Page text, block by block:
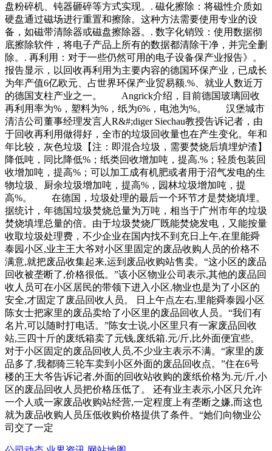
盘粉碎机、钝器砸碎等方式实现。. 磁化擦除：将磁性介质如
硬盘通过磁场进行重置和擦除。这种方法需要使用专业的设
备，如磁带清除器或磁盘擦除器。. 数字化销毁：使用数据彻
底擦除软件，将电子产品上所有的数据都清除干净，并完全删
除。. 再利用：对于一些仍然可用的电子设备保产业报告》。
报告显示，以回收再利用为主要内容的德国环保产业，已成长
为年产值6亿欧元、占世界环保产业贸易额.%、就业人数近万
的德国支柱产业之一。 Angrick介绍，目前德国玻璃回收
再利用率为%，塑料为%，纸为6%，电池为%。 汉堡城市
清洁公司董事经理发言人R&#;diger Siechau教授告诉记者，由
于回收再利用做得好，全市的垃圾回收量也在产生变化。年和
年比较，灰色垃圾【注：即混合垃圾，需要焚烧后填埋炉渣】
降低吨，同比降低%；纸类回收增加吨，提高.%；轻质包装回
收增加吨，提高%；可以加工成有机肥或者用于沼气发电的生
物垃圾、厨余垃圾增加吨，提高%，园林垃圾增加吨，提
高%。 在德国，垃圾处理的最后一个环节才是焚烧填埋。
据统计，年德国垃圾焚烧总量为万吨，相当于广州市年的垃圾
焚烧填埋总量的倍。由于垃圾焚烧厂既能焚烧发电，又能按量
收取垃圾处理费，不少企业在国内找不到充日上午,在里能舜
泰园小区,业主王大爷对小区里固定的废品收购人员的价格不
满意,就把废品收集起来,运到废品收购站售卖。“这小区的废品
回收被垄断了,价格很低。”该小区物业公司表示,其他的废品回
收人员可在小区居民的带领下进入小区,物业也是为了小区的
安全,才固定了废品回收人员。 日上午点左右,里能舜泰园小区
陈女士把家里的废品卖给了小区里的废品回收人员。“我们有
名片,可以随时打电话。”陈女士说,小区里只有一家废品回收
站,三四十斤的废纸箱卖了元钱,废纸箱.元/斤,比外面便宜些。
对于小区固定的废品回收人员,不少业主表示不满。“家里的废
品多了,我都骑三轮车卖到小区外面的废品回收点。”住在6号
楼的王大爷告诉记者,外面的回收站收购的废纸价格为.元/斤,小
区的废品回收人员把价格压低了。 还有业主表示,小区只允许
一个人或一家废品收购站经营,一定程度上有垄断之嫌,而这也
就为废品收购人员压低收购价格提供了条件。“她们向物业公
司交了一定